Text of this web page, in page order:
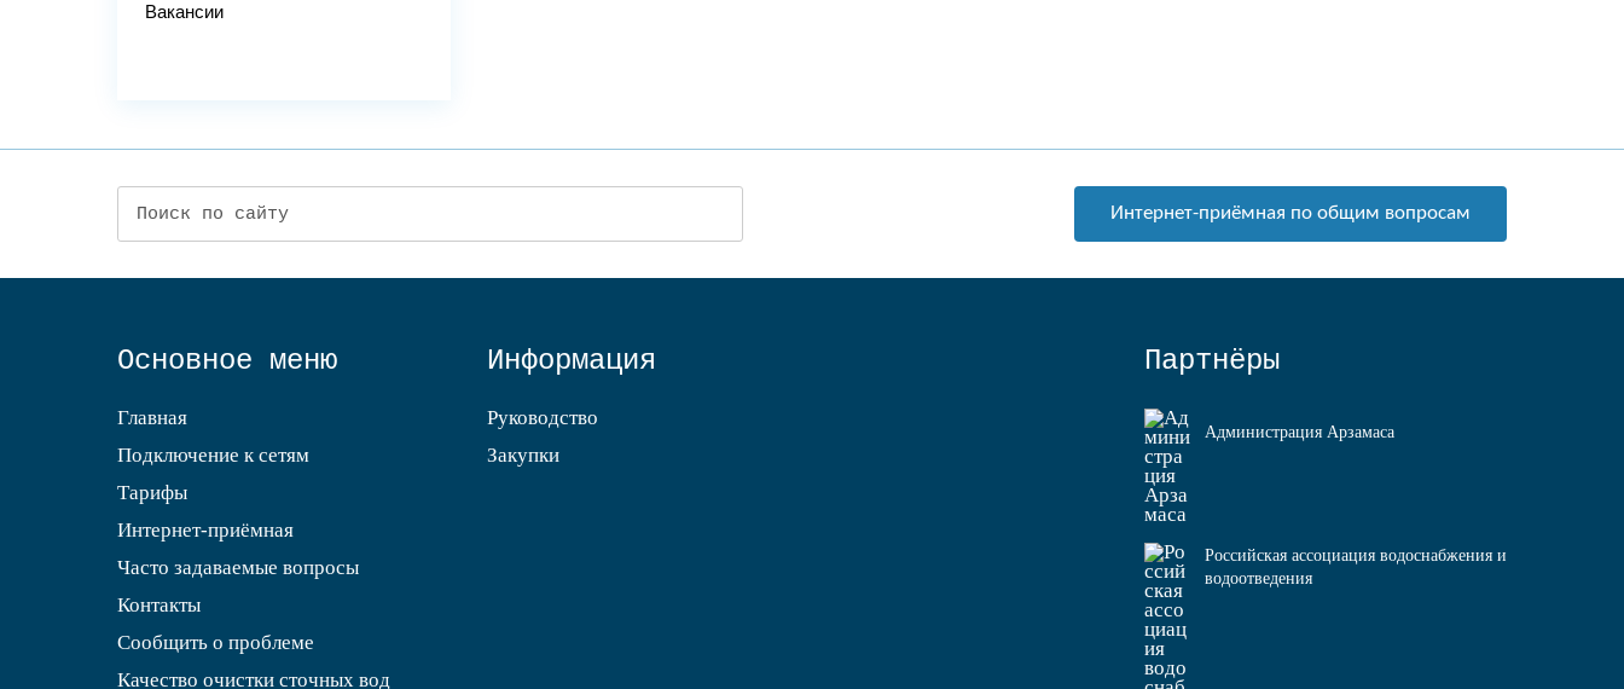
Вакансии
Интернет-приёмная по общим вопросам
Основное меню
Главная
Подключение к сетям
Тарифы
Интернет-приёмная
Часто задаваемые вопросы
Контакты
Сообщить о проблеме
Качество очистки сточных вод
Информация
Руководство
Закупки
Партнёры
Администрация Арзамаса
Российская ассоциация водоснабжения и
водоотведения